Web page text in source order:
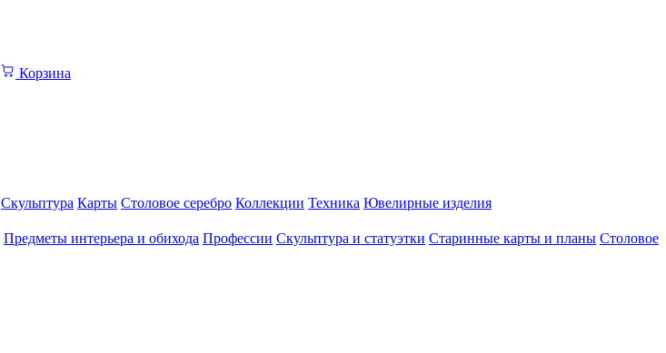
Корзина
Скульптура Карты Столовое серебро Коллекции Техника Ювелирные изделия
Предметы интерьера и обихода Профессии Скульптура и статуэтки Старинные карты и планы Столовое